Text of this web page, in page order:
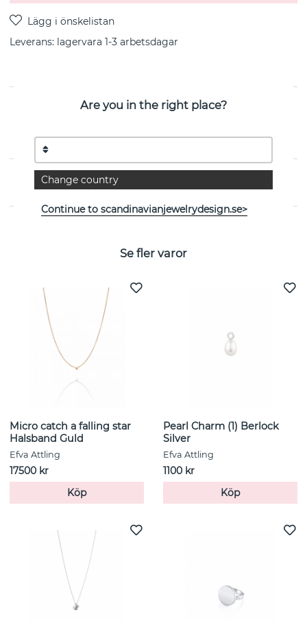
Leverans: lagervara 1-3 arbetsdagar
PRODUKTBESKRIVNING
sterlingsilver från svenska Efva Attling
EGENSKAPER
Se fler varor
Micro catch a falling star
Halsband Guld
Efva Attling
17500 kr
Köp
Pearl Charm (1) Berlock
Silver
Efva Attling
1100 kr
Köp
Are you in the right place?
Change country
Continue to scandinavianjewelrydesign.se>